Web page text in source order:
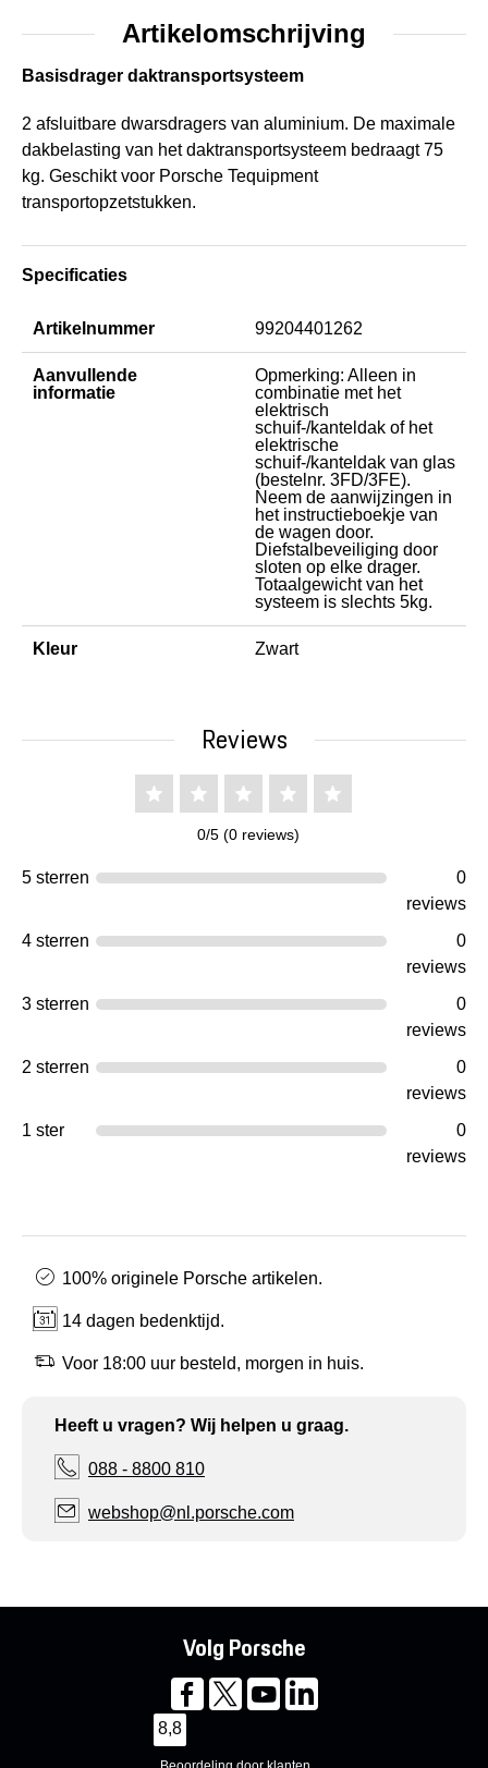
Artikelomschrijving
Basisdrager daktransportsysteem
2 afsluitbare dwarsdragers van aluminium. De maximale
dakbelasting van het daktransportsysteem bedraagt 75
kg. Geschikt voor Porsche Tequipment
transportopzetstukken.
Specificaties
Artikelnummer 99204401262
Aanvullende
informatie
Opmerking: Alleen in
combinatie met het
elektrisch
schuif-/kanteldak of het
elektrische
schuif-/kanteldak van glas
(bestelnr. 3FD/3FE).
Neem de aanwijzingen in
het instructieboekje van
de wagen door.
Diefstalbeveiliging door
sloten op elke drager.
Totaalgewicht van het
systeem is slechts 5kg.
Kleur Zwart
Reviews
0/5 (0 reviews)
5 sterren
0
reviews
4 sterren
0
reviews
3 sterren
0
reviews
2 sterren
0
reviews
1 ster
0
reviews
100% originele Porsche artikelen.
14 dagen bedenktijd.
Voor 18:00 uur besteld, morgen in huis.
Heeft u vragen? Wij helpen u graag.
088 - 8800 810
webshop@nl.porsche.com
Volg Porsche
8,8